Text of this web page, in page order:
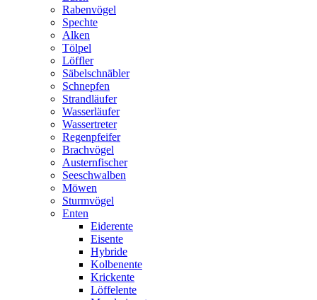
Rabenvögel
Spechte
Alken
Tölpel
Löffler
Säbelschnäbler
Schnepfen
Strandläufer
Wasserläufer
Wassertreter
Regenpfeifer
Brachvögel
Austernfischer
Seeschwalben
Möwen
Sturmvögel
Enten
Eiderente
Eisente
Hybride
Kolbenente
Krickente
Löffelente